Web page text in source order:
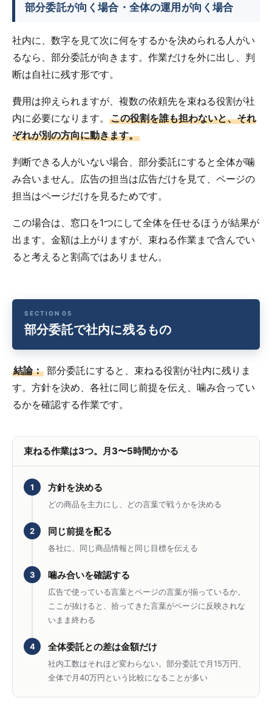
部分委託が向く場合・全体の運用が向く場合
社内に、数字を見て次に何をするかを決められる人がい
るなら、部分委託が向きます。作業だけを外に出し、判
断は自社に残す形です。
費用は抑えられますが、複数の依頼先を束ねる役割が社
内に必要になります。 この役割を誰も担わないと、それ
ぞれが別の方向に動きます。
判断できる人がいない場合、部分委託にすると全体が噛
み合いません。広告の担当は広告だけを見て、ページの
担当はページだけを見るためです。
この場合は、窓口を1つにして全体を任せるほうが結果が
出ます。金額は上がりますが、束ねる作業まで含んでい
ると考えると割高ではありません。
部分委託で社内に残るもの
結論： 部分委託にすると、束ねる役割が社内に残りま
す。方針を決め、各社に同じ前提を伝え、噛み合ってい
るかを確認する作業です。
束ねる作業は3つ。月3〜5時間かかる
1 方針を決める
どの商品を主力にし、どの言葉で戦うかを決める
2 同じ前提を配る
各社に、同じ商品情報と同じ目標を伝える
3 噛み合いを確認する
広告で使っている言葉とページの言葉が揃っているか。
ここが抜けると、拾ってきた言葉がページに反映されな
いまま終わる
4 全体委託との差は金額だけ
社内工数はそれほど変わらない。部分委託で月15万円、
全体で月40万円という比較になることが多い